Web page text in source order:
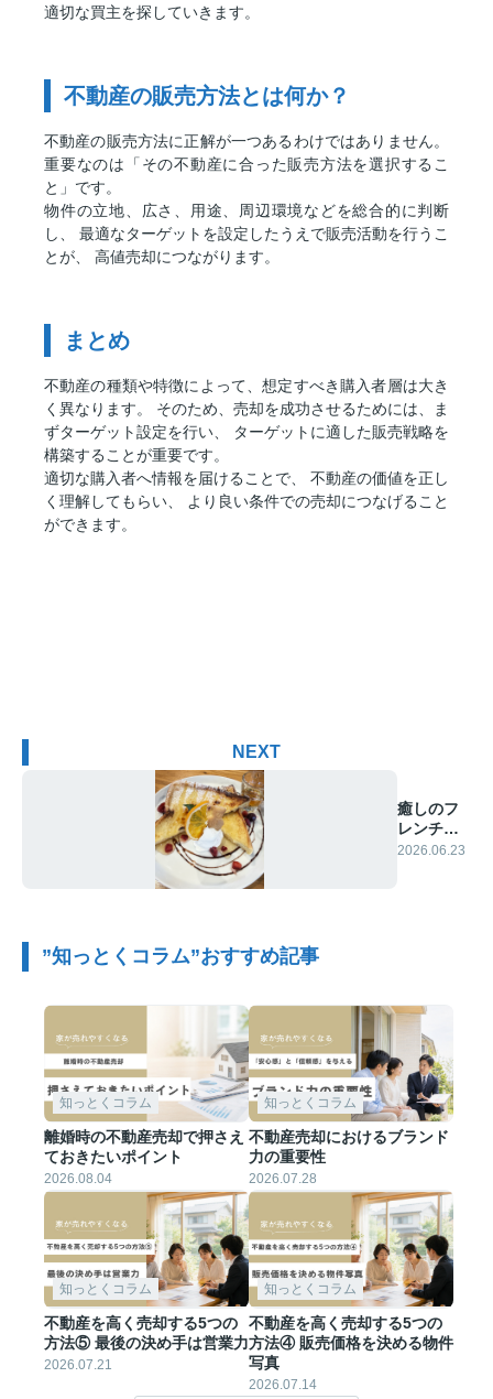
適切な買主を探していきます。
不動産の販売方法とは何か？
不動産の販売方法に正解が一つあるわけではありません。
重要なのは「その不動産に合った販売方法を選択するこ
と」です。
物件の立地、広さ、用途、周辺環境などを総合的に判断
し、 最適なターゲットを設定したうえで販売活動を行うこ
とが、 高値売却につながります。
まとめ
不動産の種類や特徴によって、想定すべき購入者層は大き
く異なります。 そのため、売却を成功させるためには、ま
ずターゲット設定を行い、 ターゲットに適した販売戦略を
構築することが重要です。
適切な購入者へ情報を届けることで、 不動産の価値を正し
く理解してもらい、 より良い条件での売却につなげること
ができます。
NEXT
癒しのフ
レンチト
ースト…
2026.06.23
”知っとくコラム”おすすめ記事
知っとくコラム
離婚時の不動産売却で押さえ
ておきたいポイント
2026.08.04
知っとくコラム
不動産売却におけるブランド
力の重要性
2026.07.28
知っとくコラム
不動産を高く売却する5つの
方法⑤ 最後の決め手は営業力
2026.07.21
知っとくコラム
不動産を高く売却する5つの
方法④ 販売価格を決める物件
写真
2026.07.14